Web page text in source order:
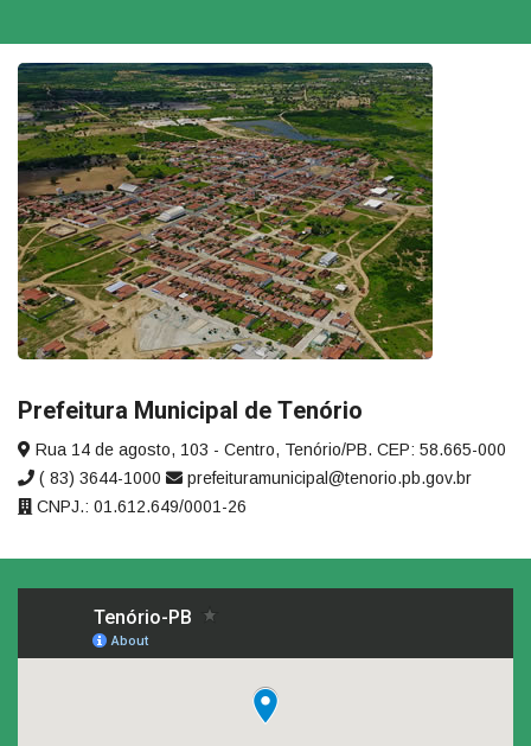
Prefeitura Municipal de Tenório
Rua 14 de agosto, 103 - Centro, Tenório/PB. CEP: 58.665-000
( 83) 3644-1000
prefeituramunicipal@tenorio.pb.gov.br
CNPJ.: 01.612.649/0001-26